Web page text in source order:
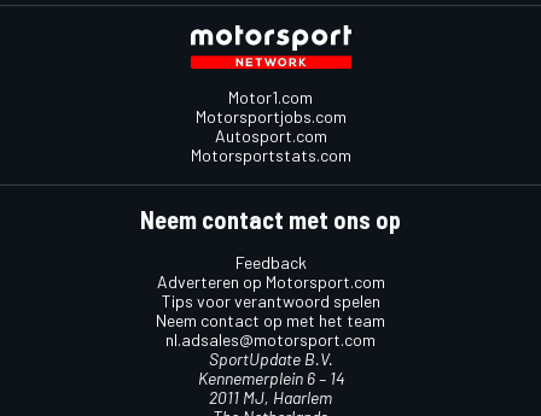
Motor1.com
Motorsportjobs.com
Autosport.com
Motorsportstats.com
Neem contact met ons op
Feedback
Adverteren op Motorsport.com
Tips voor verantwoord spelen
Neem contact op met het team
nl.adsales@motorsport.com
SportUpdate B.V.
Kennemerplein 6 – 14
2011 MJ, Haarlem